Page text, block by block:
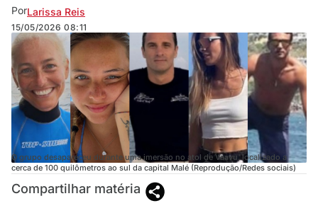
PorLarissa Reis
15/05/2026 08:11
O grupo desapareceu durante uma imersão no atol de Vaavu, localizado a
cerca de 100 quilômetros ao sul da capital Malé (Reprodução/Redes sociais)
Compartilhar matéria